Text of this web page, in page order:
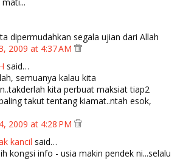
dipermudahkan segala ujian dari Allah
2009 at 4:37 AM
said…
semuanya kalau kita
kita perbuat maksiat tiap2
takut tentang kiamat..ntah esok,
2009 at 4:28 PM
kancil said…
kongsi info - usia makin pendek ni...selalu